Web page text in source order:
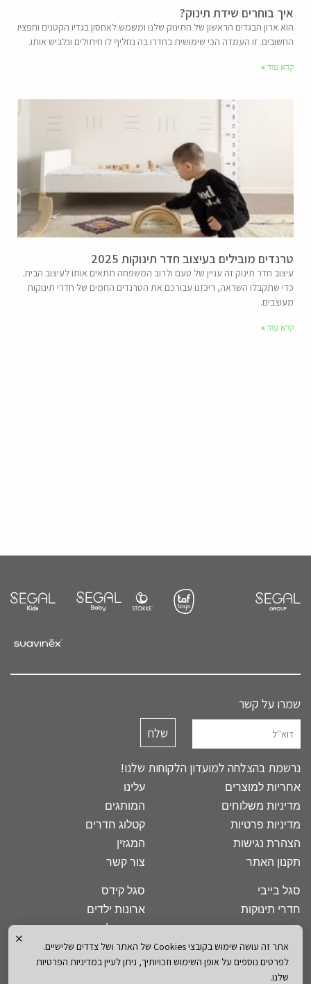
×
אתר זה עושה שימוש בקובצי Cookies של האתר ושל צדדים שלישיים.
לפרטים נוספים על אופן השימוש וזכויותיך, ניתן לעיין במדיניות הפרטיות
שלנו.
איך בוחרים שידת תינוק?
הוא ארון הבגדים הראשון של התינוק שלנו ומשמש לאחסון בגדיו הקטנים וחפציו
החשובים. זו העמדה הכי שימושית בחדרו בה נחליף לו חיתולים ונלביש אותו.
קרא עוד »
טרנדים מובילים בעיצוב חדר תינוקות 2025
עיצוב חדר תינוק זה עניין של טעם ולרוב המשפחה תתאים אותו לעיצוב הבית.
כדי שתקבלו השראה, ריכזנו עבורכם את הטרנדים החמים של חדרי תינוקות
מעוצבים.
קרא עוד »
שמרו על קשר
נרשמת בהצלחה למועדון הלקוחות שלנו!
אחריות למוצרים
מדיניות משלוחים
מדיניות פרטיות
הצהרת נגישות
תקנון האתר
עלינו
המותגים
קטלוג חדרים
המגזין
צור קשר
סגל בייבי
חדרי תינוקות
מיטות תינוק
שידות
ארונות
סגל קידס
ארונות ילדים
מיטות ילדים
מזרנים לילדים
כסאות אוכל